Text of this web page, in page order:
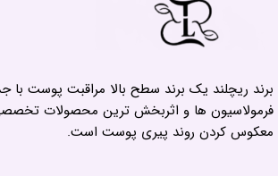
برند ریچلند یک برند سطح بالا مراقبت پوست با
فرمولاسیون ها و اثربخش ترین محصولات
معکوس کردن روند پیری پوست است.